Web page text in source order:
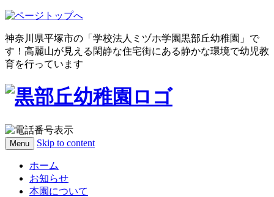
神奈川県平塚市の「学校法人ミヅホ学園黒部丘幼稚園」で
す！高麗山が見える閑静な住宅街にある静かな環境で幼児教
育を行っています
Menu Skip to content
ホーム
お知らせ
本園について